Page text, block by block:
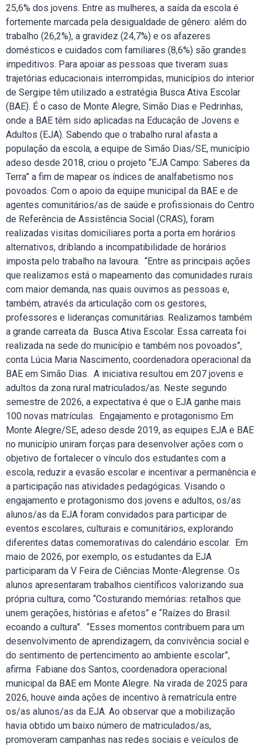
25,6% dos jovens. Entre as mulheres, a saída da escola é
fortemente marcada pela desigualdade de gênero: além do
trabalho (26,2%), a gravidez (24,7%) e os afazeres
domésticos e cuidados com familiares (8,6%) são grandes
impeditivos. Para apoiar as pessoas que tiveram suas
trajetórias educacionais interrompidas, municípios do interior
de Sergipe têm utilizado a estratégia Busca Ativa Escolar
(BAE). É o caso de Monte Alegre, Simão Dias e Pedrinhas,
onde a BAE têm sido aplicadas na Educação de Jovens e
Adultos (EJA). Sabendo que o trabalho rural afasta a
população da escola, a equipe de Simão Dias/SE, município
adeso desde 2018, criou o projeto “EJA Campo: Saberes da
Terra” a fim de mapear os índices de analfabetismo nos
povoados. Com o apoio da equipe municipal da BAE e de
agentes comunitários/as de saúde e profissionais do Centro
de Referência de Assistência Social (CRAS), foram
realizadas visitas domiciliares porta a porta em horários
alternativos, driblando a incompatibilidade de horários
imposta pelo trabalho na lavoura. “Entre as principais ações
que realizamos está o mapeamento das comunidades rurais
com maior demanda, nas quais ouvimos as pessoas e,
também, através da articulação com os gestores,
professores e lideranças comunitárias. Realizamos também
a grande carreata da Busca Ativa Escolar. Essa carreata foi
realizada na sede do município e também nos povoados”,
conta Lúcia Maria Nascimento, coordenadora operacional da
BAE em Simão Dias. A iniciativa resultou em 207 jovens e
adultos da zona rural matriculados/as. Neste segundo
semestre de 2026, a expectativa é que o EJA ganhe mais
100 novas matrículas. Engajamento e protagonismo Em
Monte Alegre/SE, adeso desde 2019, as equipes EJA e BAE
no município uniram forças para desenvolver ações com o
objetivo de fortalecer o vínculo dos estudantes com a
escola, reduzir a evasão escolar e incentivar a permanência e
a participação nas atividades pedagógicas. Visando o
engajamento e protagonismo dos jovens e adultos, os/as
alunos/as da EJA foram convidados para participar de
eventos escolares, culturais e comunitários, explorando
diferentes datas comemorativas do calendário escolar. Em
maio de 2026, por exemplo, os estudantes da EJA
participaram da V Feira de Ciências Monte-Alegrense. Os
alunos apresentaram trabalhos científicos valorizando sua
própria cultura, como “Costurando memórias: retalhos que
unem gerações, histórias e afetos” e “Raízes do Brasil:
ecoando a cultura”. “Esses momentos contribuem para um
desenvolvimento de aprendizagem, da convivência social e
do sentimento de pertencimento ao ambiente escolar”,
afirma Fabiane dos Santos, coordenadora operacional
municipal da BAE em Monte Alegre. Na virada de 2025 para
2026, houve ainda ações de incentivo à rematrícula entre
os/as alunos/as da EJA. Ao observar que a mobilização
havia obtido um baixo número de matriculados/as,
promoveram campanhas nas redes sociais e veículos de